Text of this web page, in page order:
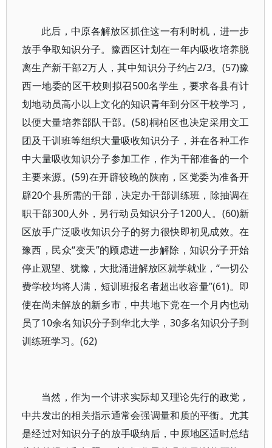
此后，中原各解放区抓住这一有利时机，进一步
放手争取知识分子。豫西区计划在一年内吸收培养脱
离生产新干部2万人，其中知识分子约占2/3。(57)豫
西一地委的区干校则拟召500名学生，要求各县有计
划地动员高小以上文化的知识青年到分区干校学习，
以便大量培养部队干部。(58)桐柏区也决定采用文工
团及干训班等组织大量吸收知识分子，并在各种工作
中大量吸收知识分子参加工作，作为干部准备的一个
主要来源。(59)在开辟较晚的陕南，区党委为准备开
辟20个县所需的干部，决定办干部训练班，除抽调在
职干部300人外，另行动员知识分子1200人。(60)新
区放手广泛吸收知识分子的努力很快即初见成效。在
豫西，民众“变天”的顾虑进一步解除，知识分子开始
停止观望、犹豫，大批涌进解放区就学就业，“一切公
费学校均将人满，短训班报名者超出收容量”(61)。即
使在尚未解放的新乡市，中共地下党在一个月内也动
员了10余名知识分子到华北大学，30多名知识分子到
训练班学习。(62)
当然，作为一个讲求实际却又理论先行的政党，
中共发出的相关指示通常会强调量和质的平衡。尤其
是经过对知识分子的放手吸纳后，中原地区适时总结